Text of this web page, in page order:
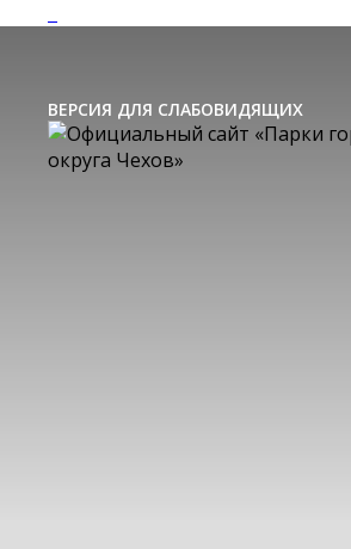
ВЕРСИЯ ДЛЯ СЛАБОВИДЯЩИХ